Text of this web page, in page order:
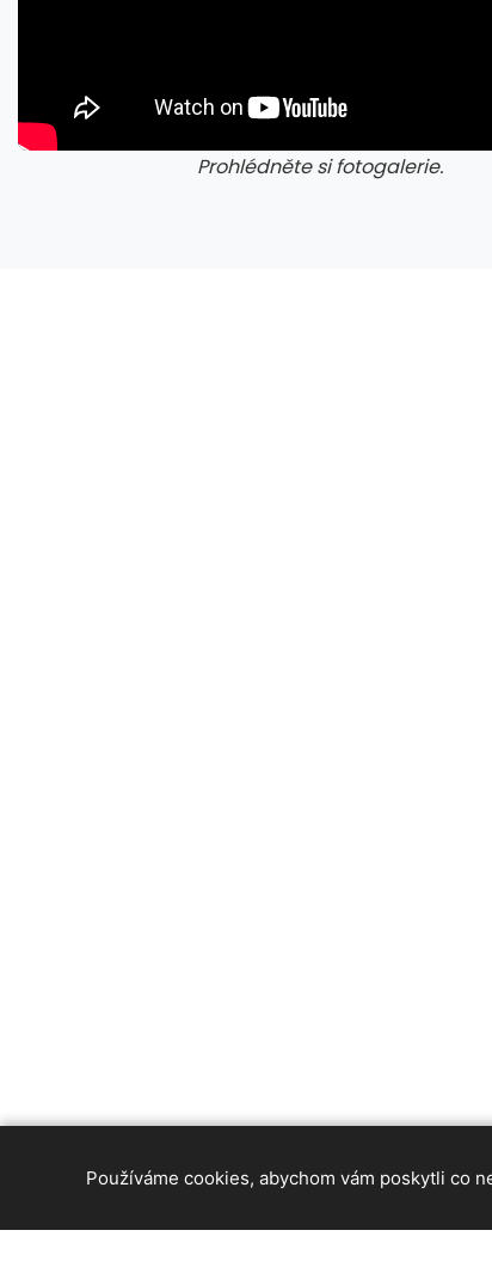
Prohlédněte si fotogalerie.
Používáme cookies, abychom vám poskytli co